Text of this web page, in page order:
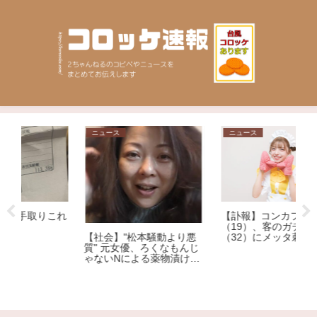
ニュース
【訃報】コンカフェ嬢
（19）、客のガチ恋おぢ
（32）にメッタ刺しにされ
ニュース
逮捕された保育士が美人だ
と話題にｗｗｗｗｗｗ